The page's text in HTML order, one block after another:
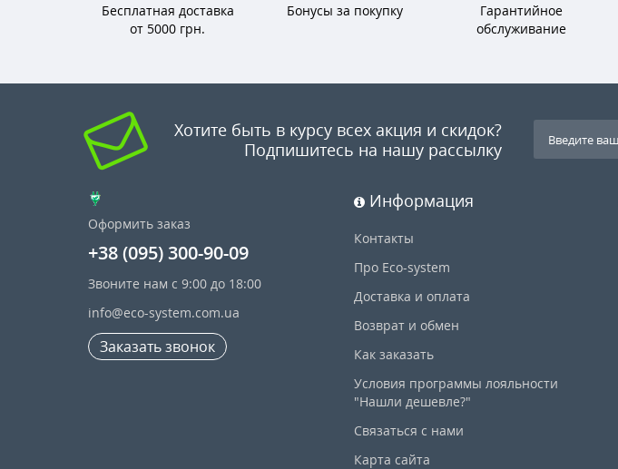
Бесплатная доставка
от 5000 грн.
Бонусы за покупку
Гарантийное
обслуживание
Хотите быть в курсу всех акция и скидок?
Подпишитесь на нашу рассылку
Оформить заказ
+38 (095) 300-90-09
Звоните нам с 9:00 до 18:00
info@eco-system.com.ua
Заказать звонок
Информация
Контакты
Про Eco-system
Доставка и оплата
Возврат и обмен
Как заказать
Условия программы лояльности
"Нашли дешевле?"
Связаться с нами
Карта сайта